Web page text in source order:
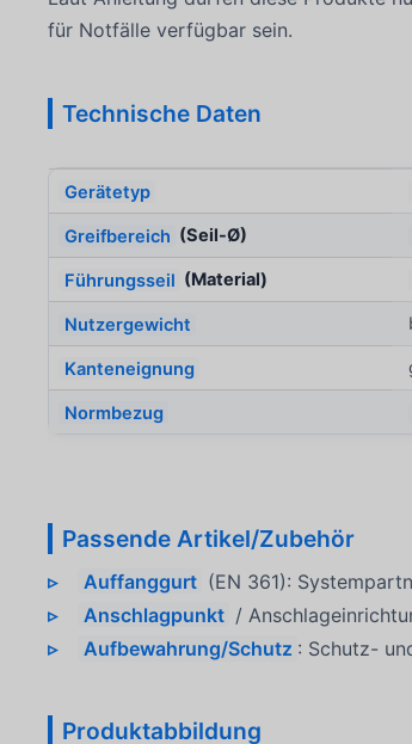
für Notfälle verfügbar sein.
Technische Daten
Gerätetyp
Greifbereich (Seil-Ø)
Führungsseil (Material)
Nutzergewicht
Kanteneignung
Normbezug
Passende Artikel/Zubehör
Auffanggurt (EN 361):
Anschlagpunkt /
Aufbewahrung/Schutz : Schutz-
Produktabbildung